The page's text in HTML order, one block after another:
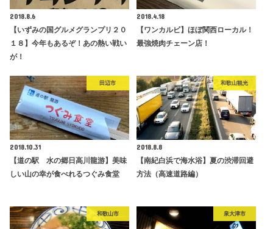
2018.8.6
【いずみの国グルメグランプリ２０
１８】今年もあるぞ！あの熱い戦い
が！
2018.4.18
【ワンカルビ】ほぼ関西ローカル！
最強焼肉チェーン店！
田辺市
2018.10.31
【道の駅 水の郷日高川龍游】美味
しい山の幸が食べれるつぐみ食堂
和歌山観光
2018.8.8
【南紀白浜で海水浴】夏の渋滞回避
方法（高速道路編）
和歌山市 泉大津市